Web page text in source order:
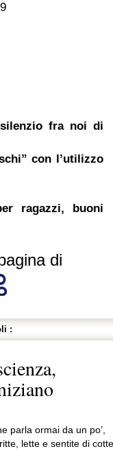
fra noi di
con l’utilizzo
ragazzi, buoni
di
:
parla ormai da un po’,
lette e sentite di cotte